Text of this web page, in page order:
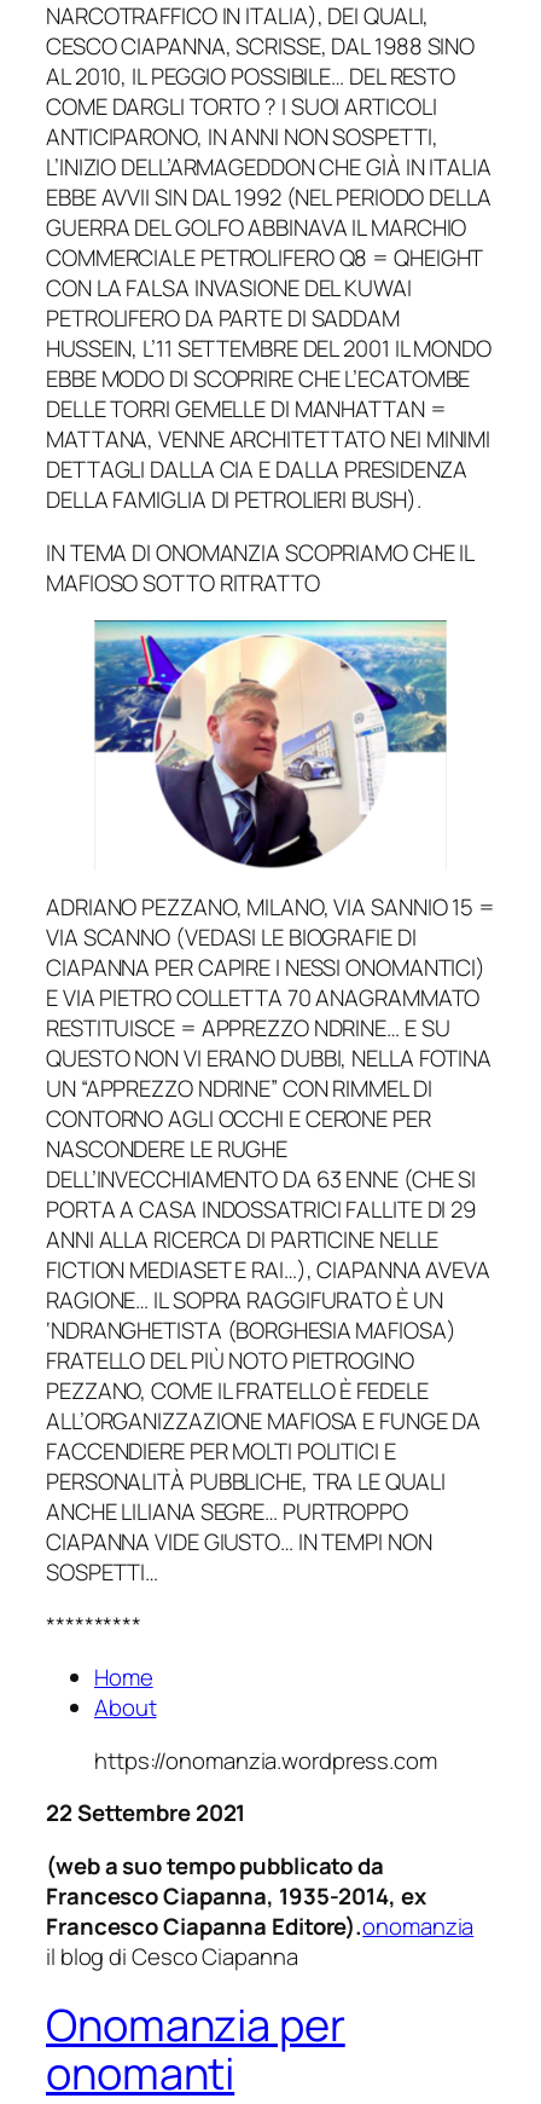
NARCOTRAFFICO IN ITALIA), DEI QUALI,
CESCO CIAPANNA, SCRISSE, DAL 1988 SINO
AL 2010, IL PEGGIO POSSIBILE… DEL RESTO
COME DARGLI TORTO ? I SUOI ARTICOLI
ANTICIPARONO, IN ANNI NON SOSPETTI,
L’INIZIO DELL’ARMAGEDDON CHE GIÀ IN ITALIA
EBBE AVVII SIN DAL 1992 (NEL PERIODO DELLA
GUERRA DEL GOLFO ABBINAVA IL MARCHIO
COMMERCIALE PETROLIFERO Q8 = QHEIGHT
CON LA FALSA INVASIONE DEL KUWAI
PETROLIFERO DA PARTE DI SADDAM
HUSSEIN, L’11 SETTEMBRE DEL 2001 IL MONDO
EBBE MODO DI SCOPRIRE CHE L’ECATOMBE
DELLE TORRI GEMELLE DI MANHATTAN =
MATTANA, VENNE ARCHITETTATO NEI MINIMI
DETTAGLI DALLA CIA E DALLA PRESIDENZA
DELLA FAMIGLIA DI PETROLIERI BUSH).
IN TEMA DI ONOMANZIA SCOPRIAMO CHE IL
MAFIOSO SOTTO RITRATTO
ADRIANO PEZZANO, MILANO, VIA SANNIO 15 =
VIA SCANNO (VEDASI LE BIOGRAFIE DI
CIAPANNA PER CAPIRE I NESSI ONOMANTICI)
E VIA PIETRO COLLETTA 70 ANAGRAMMATO
RESTITUISCE = APPREZZO NDRINE… E SU
QUESTO NON VI ERANO DUBBI, NELLA FOTINA
UN “APPREZZO NDRINE” CON RIMMEL DI
CONTORNO AGLI OCCHI E CERONE PER
NASCONDERE LE RUGHE
DELL’INVECCHIAMENTO DA 63 ENNE (CHE SI
PORTA A CASA INDOSSATRICI FALLITE DI 29
ANNI ALLA RICERCA DI PARTICINE NELLE
FICTION MEDIASET E RAI…), CIAPANNA AVEVA
RAGIONE… IL SOPRA RAGGIFURATO È UN
‘NDRANGHETISTA (BORGHESIA MAFIOSA)
FRATELLO DEL PIÙ NOTO PIETROGINO
PEZZANO, COME IL FRATELLO È FEDELE
ALL’ORGANIZZAZIONE MAFIOSA E FUNGE DA
FACCENDIERE PER MOLTI POLITICI E
PERSONALITÀ PUBBLICHE, TRA LE QUALI
ANCHE LILIANA SEGRE… PURTROPPO
CIAPANNA VIDE GIUSTO… IN TEMPI NON
SOSPETTI…
**********
Home
About
https://onomanzia.wordpress.com
22 Settembre 2021
(web a suo tempo pubblicato da
Francesco Ciapanna, 1935-2014, ex
Francesco Ciapanna Editore).onomanzia
il blog di Cesco Ciapanna
Onomanzia per
onomanti